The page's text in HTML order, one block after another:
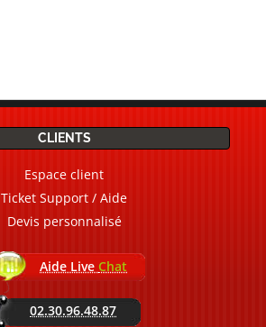
CLIENTS
Espace client
Ticket Support / Aide
Devis personnalisé
Aide Live Chat
02.30.96.48.87